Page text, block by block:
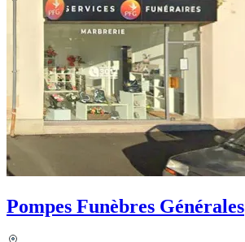
Pompes Funèbres Générales